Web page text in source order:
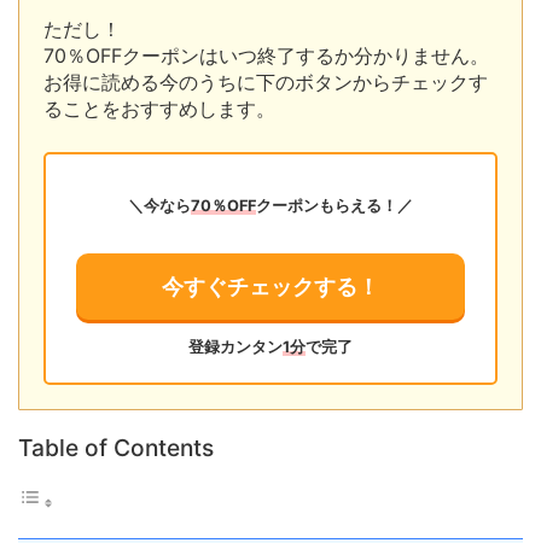
ただし！
70％OFFクーポンはいつ終了するか分かりません。
お得に読める今のうちに下のボタンからチェックす
ることをおすすめします。
＼今なら70％OFFクーポンもらえる！／
今すぐチェックする！
登録カンタン1分で完了
Table of Contents